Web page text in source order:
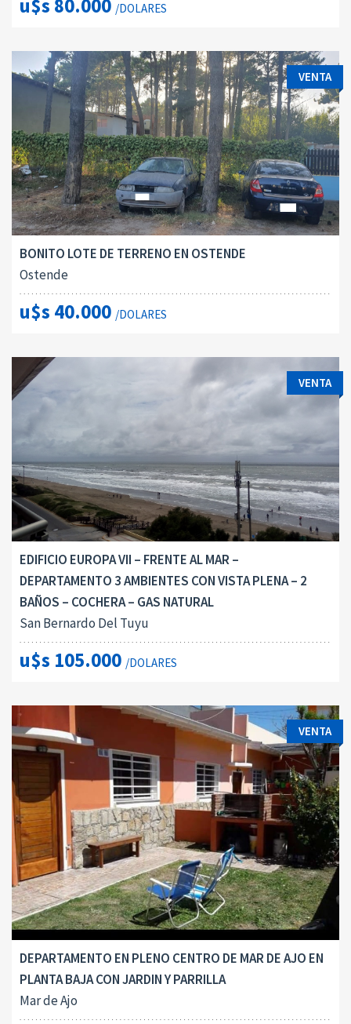
u$s 80.000 /DOLARES
VENTA
BONITO LOTE DE TERRENO EN OSTENDE
Ostende
u$s 40.000 /DOLARES
VENTA
EDIFICIO EUROPA VII – FRENTE AL MAR –
DEPARTAMENTO 3 AMBIENTES CON VISTA PLENA – 2
BAÑOS – COCHERA – GAS NATURAL
San Bernardo Del Tuyu
u$s 105.000 /DOLARES
VENTA
DEPARTAMENTO EN PLENO CENTRO DE MAR DE AJO EN
PLANTA BAJA CON JARDIN Y PARRILLA
Mar de Ajo